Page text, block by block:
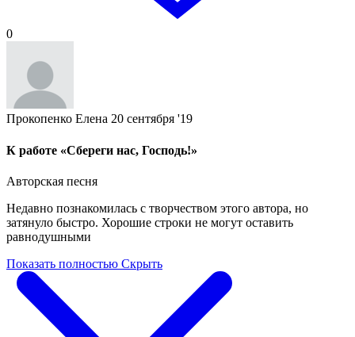
0
Прокопенко Елена 20 сентября '19
К работе «Сбереги нас, Господь!»
Авторская песня
Недавно познакомилась с творчеством этого автора, но
затянуло быстро. Хорошие строки не могут оставить
равнодушными
Показать полностью Скрыть